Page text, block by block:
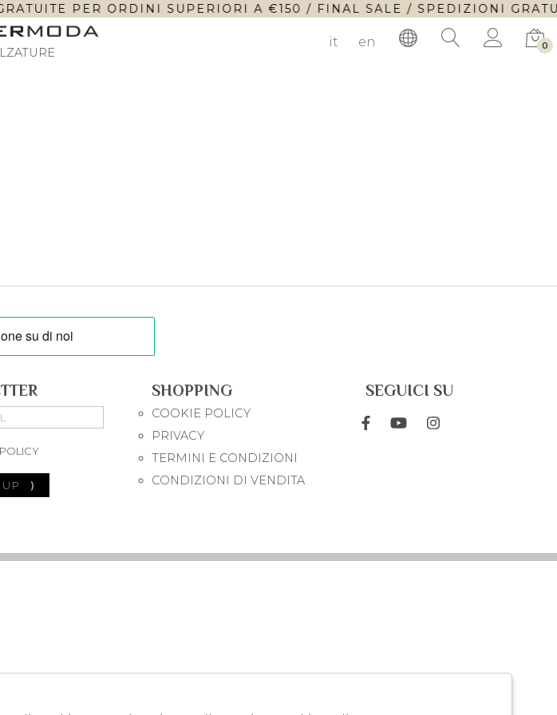
PER ORDINI SUPERIORI A €150 / FINAL SALE / SPEDIZIONI
it en 0
⟩
SHOPPING
COOKIE POLICY
PRIVACY
TERMINI E CONDIZIONI
CONDIZIONI DI VENDITA
SEGUICI SU